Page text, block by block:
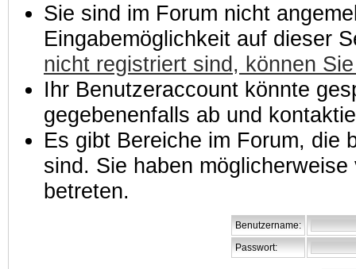
Sie sind im Forum nicht
Eingabemöglichkeit auf dieser
nicht registriert sind, können
Ihr Benutzeraccount könnte
gegebenenfalls ab und
Es gibt Bereiche im Forum, die
sind. Sie haben
betreten.
Benutzername:
Passwort: